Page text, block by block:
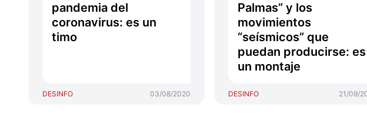
pandemia del
coronavirus: es un
timo
DESINFO 03/08/2020
Palmas” y los
movimientos
“seísmicos” que
puedan producirse: es
un montaje
DESINFO 21/09/